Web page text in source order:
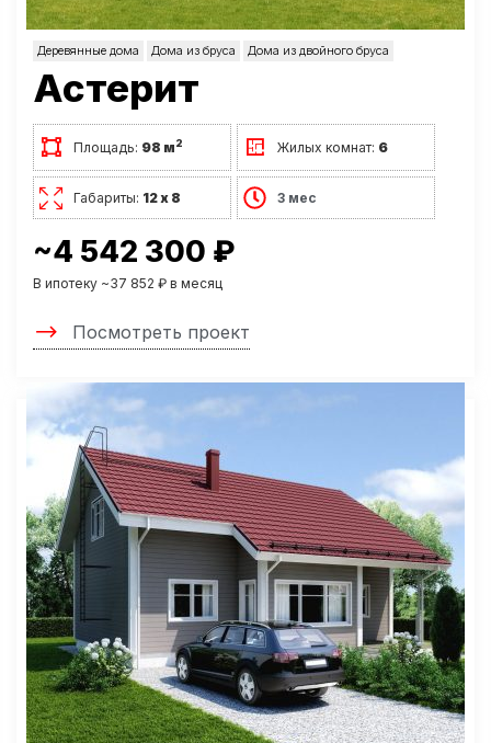
Деревянные дома Дома из бруса Дома из двойного бруса
Астерит
Площадь: 98 м2 Жилых комнат: 6
Габариты: 12 х 8 3 мес
~4 542 300 ₽
В ипотеку ~37 852 ₽ в месяц
Посмотреть проект